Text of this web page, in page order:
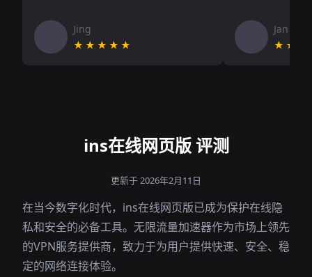
Jing
★★★★★
Jan V
ins在线网页版 评测
更新于 2026年2月11日
在当今数字化时代，ins在线网页版已成为保护在线隐
私和安全的必备工具。无限流量加速器作为市场上领先
的VPN服务提供商，致力于为用户提供快速、安全、稳
定的网络连接体验。